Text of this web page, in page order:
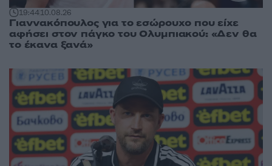
19:4410.08.26
Γιαννακόπουλος για το εσώρουχο που είχε
αφήσει στον πάγκο του Ολυμπιακού: «Δεν θα
το έκανα ξανά»